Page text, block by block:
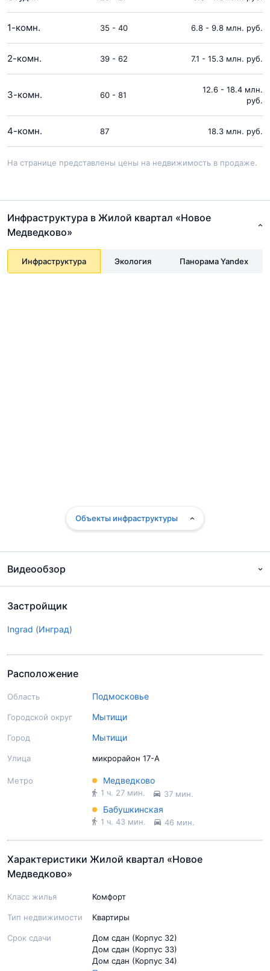
1-комн. 35 - 40 6.8 - 9.8 млн. руб.
2-комн. 39 - 62 7.1 - 15.3 млн. руб.
3-комн. 60 - 81
12.6 - 18.4 млн.
руб.
4-комн. 87 18.3 млн. руб.
На странице представлены цены на недвижимость в продаже.
Видеообзор
Подробный экспертный обзор
Застройщик
Ingrad (Инград)
Расположение
Область Подмосковье
Городской округ Мытищи
Город Мытищи
Улица микрорайон 17-А
Метро Медведково
1 ч. 27 мин. 37 мин.
Бабушкинская
1 ч. 43 мин. 46 мин.
Характеристики Жилой квартал «Новое
Медведково»
Класс жилья Комфорт
Тип недвижимости Квартиры
Срок сдачи
Дом сдан (Корпус 32)
Дом сдан (Корпус 33)
Дом сдан (Корпус 34)
Инфраструктура в Жилой квартал «Новое
Медведково»
Инфраструктура Экология Панорама Yandex
Объекты инфраструктуры